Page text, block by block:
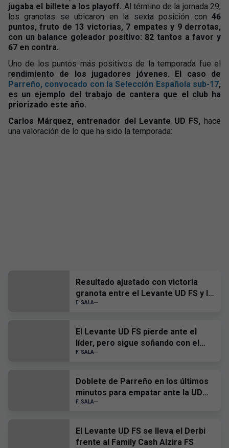
jugaba el billete a los playoff. Al término de la jornada 29,
los granotas se ubicaron en la sexta posición con 46
puntos, fruto de 13 victorias, 7 empates y 9 derrotas,
con un balance goleador positivo: 82 tantos a favor y
67 en contra.
Uno de los puntos más positivos de la temporada fue el
rendimiento de los jugadores jóvenes. El caso de
Parreño, convocado con la Selección Española sub-17,
es un ejemplo del trabajo de cantera que el club ha
priorizado este año.
Carlos Márquez, entrenador del Levante UD FS, hace
una valoración de lo que ha sido la temporada:
Resultado ajustado con victoria
granota entre el Levante UD FS y la
Unión Africana Ceutí
F. SALA
El Levante UD FS pierde ante el
líder, pero sigue soñando con el
playoff
F. SALA
Doblete de Parreño en los últimos
minutos para empatar ante la UD
Ibiza Gasifer
F. SALA
El Levante UD FS se lleva el Derbi
frente al Family Cash Alzira FS